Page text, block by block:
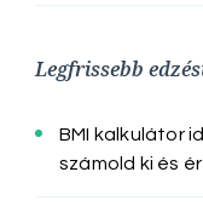
Legfrissebb
BMI kalkulátor
számold ki és